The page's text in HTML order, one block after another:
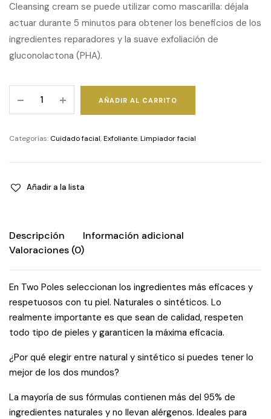
Cleansing cream se puede utilizar como mascarilla: déjala
actuar durante 5 minutos para obtener los beneficios de los
ingredientes reparadores y la suave exfoliación de
gluconolactona (PHA).
Cream
AÑADIR AL CARRITO
Categorías: Cuidado facial,Exfoliante,Limpiador facial
Añadir a la lista
Descripción
Información adicional
Valoraciones (0)
En Two Poles seleccionan los ingredientes más eficaces y
respetuosos con tu piel. Naturales o sintéticos. Lo
realmente importante es que sean de calidad, respeten
todo tipo de pieles y garanticen la máxima eficacia.
¿Por qué elegir entre natural y sintético si puedes tener lo
mejor de los dos mundos?
La mayoría de sus fórmulas contienen más del 95% de
ingredientes naturales y no llevan alérgenos. Ideales para